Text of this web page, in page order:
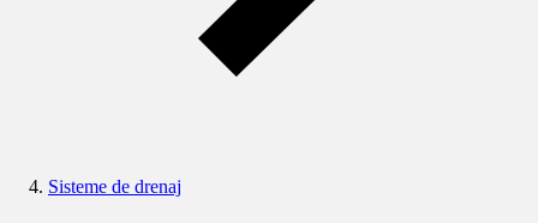
Sisteme de drenaj